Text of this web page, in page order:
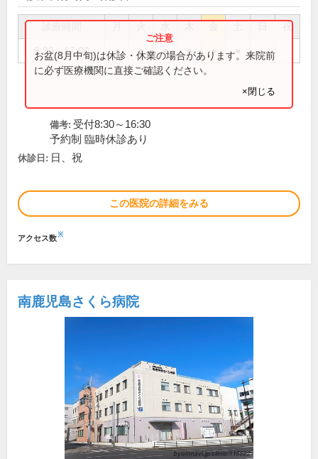
祝
9:30～17:00 ● ● ● ● ●
お盆(8月中旬)は休診・休業の場合があります。来院前
に必ず医療機関に直接ご確認ください。
×閉じる
備考: 受付8:30～16:30
予約制 臨時休診あり
休診日: 日、祝
この医院の詳細をみる
アクセス数※
南鹿児島さくら病院